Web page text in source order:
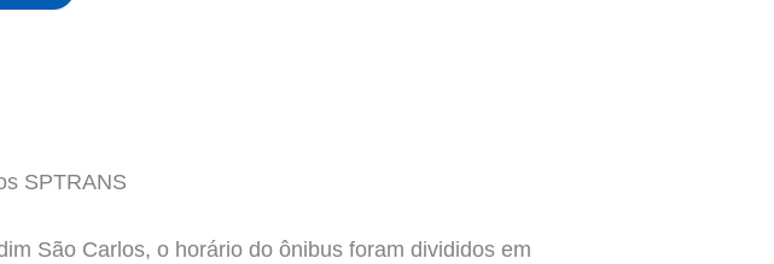
SPTRANS
São Carlos, o horário do ônibus foram divididos em